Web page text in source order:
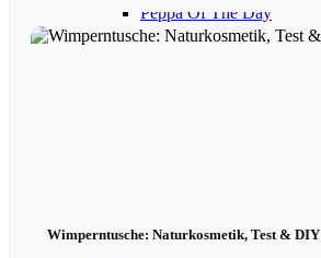
Peppa Of The Day
Wimperntusche: Naturkosmetik, Test & DIY